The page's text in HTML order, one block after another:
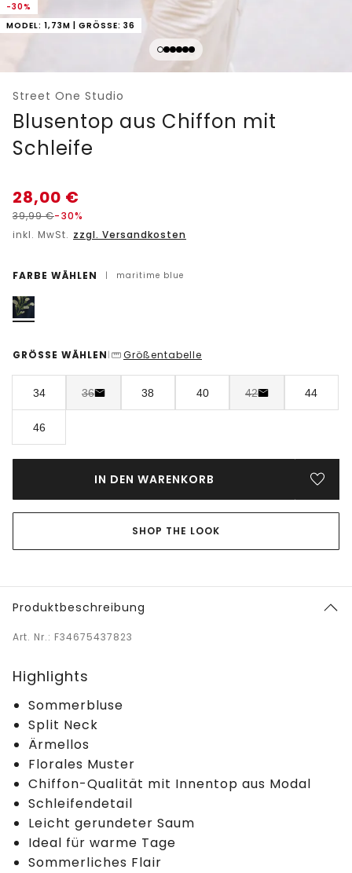
-30%
MODEL: 1,73M | GRÖSSE: 36
Street One Studio
Blusentop aus Chiffon mit
Schleife
28,00 €
39,99€-30%
inkl. MwSt. zzgl. Versandkosten
FARBE WÄHLEN | maritime blue
GRÖSSE WÄHLEN | Größentabelle
34 36 38 40 42 44
46
IN DEN WARENKORB
SHOP THE LOOK
Produktbeschreibung
Art. Nr.: F34675437823
Highlights
Sommerbluse
Split Neck
Ärmellos
Florales Muster
Chiffon-Qualität mit Innentop aus Modal
Schleifendetail
Leicht gerundeter Saum
Ideal für warme Tage
Sommerliches Flair